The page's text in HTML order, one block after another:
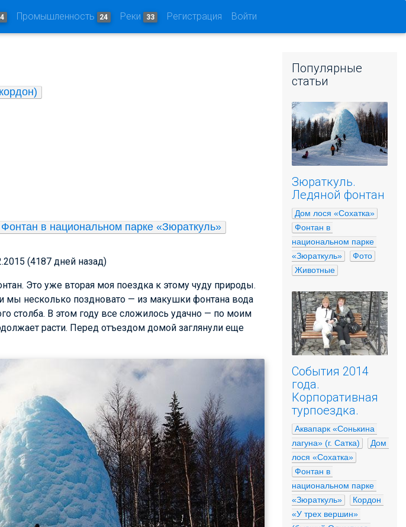
Промышленность 24 Реки 33 Регистрация Войти
Фонтан в национальном парке «Зюраткуль»
(4187 дней назад)
Это уже вторая моя поездка к этому чуду природы.
мы несколько поздновато — из макушки фонтана вода
столба. В этом году все сложилось удачно — по моим
расти. Перед отъездом домой заглянули еще
Популярные
статьи
Зюраткуль.
Ледяной фонтан
Дом лося «Сохатка»
Фонтан в
национальном парке
«Зюраткуль»
Фото
Животные
События 2014
года.
Корпоративная
турпоездка.
Аквапарк «Сонькина
лагуна» (г. Сатка)
Дом
лося «Сохатка»
Фонтан в
национальном парке
«Зюраткуль»
Кордон
«У трех вершин»